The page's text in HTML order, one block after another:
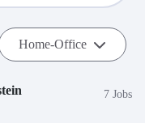
Home-Office
7 Jobs